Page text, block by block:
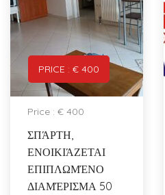
PRICE : € 400
Price : € 400
ΣΠΆΡΤΗ,
ΕΝΟΙΚΙΆΖΕΤΑΙ
ΕΠΙΠΛΩΜΈΝΟ
ΔΙΑΜΈΡΙΣΜΑ 50